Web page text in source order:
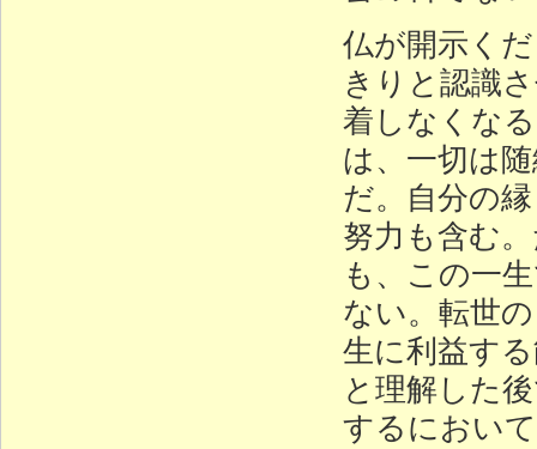
仏が開示く
きりと認識
着しなくな
は、一切は
だ。自分の
努力も含む
も、この一
ない。転世
生に利益す
と理解した
するにおい